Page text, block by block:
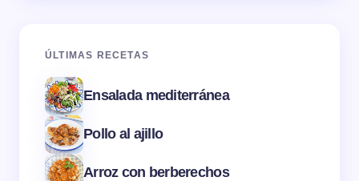
ÚLTIMAS RECETAS
Ensalada mediterránea
Pollo al ajillo
Arroz con berberechos